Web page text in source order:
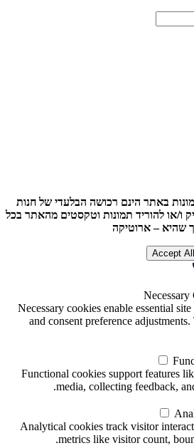
באתר הינם רכושה הבלעדי של חנות
ו/או להוריד תמונות וטקסטים מהאתר בכל
שהיא – ארוטיקה
Accept All
Necessary
Necessary cookies enable essential
and consent preference
Functional cookies support features
media, collecting feedback,
Analytical cookies track visitor
metrics like visitor count,